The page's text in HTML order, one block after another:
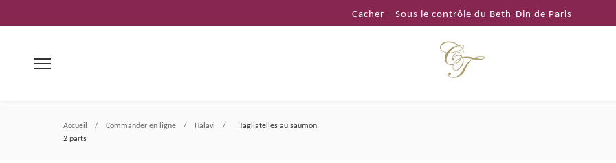
au
Cacher – Sous le contrôle du Beth-Din de Paris
Accueil / Commander en ligne / Halavi /
Tagliatelles au saumon
2 parts